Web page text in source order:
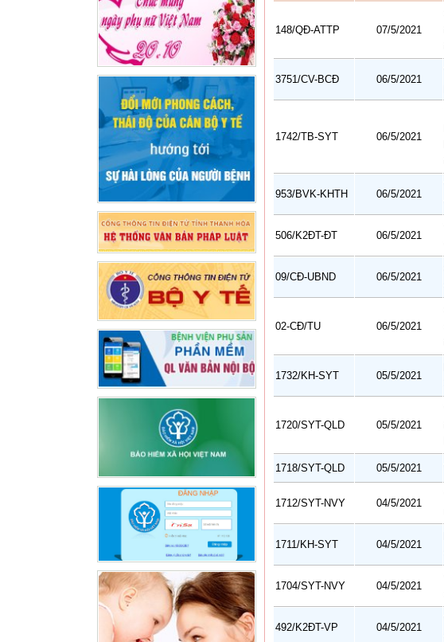
148/QĐ-ATTP 07/5/2021
3751/CV-BCĐ 06/5/2021
1742/TB-SYT 06/5/2021
953/BVK-KHTH 06/5/2021
506/K2ĐT-ĐT 06/5/2021
09/CĐ-UBND 06/5/2021
02-CĐ/TU 06/5/2021
1732/KH-SYT 05/5/2021
1720/SYT-QLD 05/5/2021
1718/SYT-QLD 05/5/2021
1712/SYT-NVY 04/5/2021
1711/KH-SYT 04/5/2021
1704/SYT-NVY 04/5/2021
492/K2ĐT-VP 04/5/2021